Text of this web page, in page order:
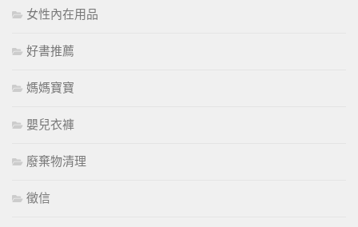
女性內在用品
好書推薦
媽媽寶寶
嬰兒衣褲
廢棄物清理
徵信